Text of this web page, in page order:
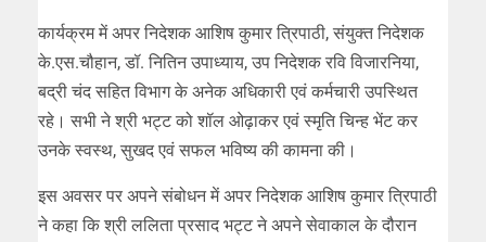
कार्यक्रम में अपर निदेशक आशिष कुमार त्रिपाठी, संयुक्त निदेशक
के.एस.चौहान, डॉ. नितिन उपाध्याय, उप निदेशक रवि विजारनिया,
बद्री चंद सहित विभाग के अनेक अधिकारी एवं कर्मचारी उपस्थित
रहे। सभी ने श्री भट्ट को शॉल ओढ़ाकर एवं स्मृति चिन्ह भेंट कर
उनके स्वस्थ, सुखद एवं सफल भविष्य की कामना की।
इस अवसर पर अपने संबोधन में अपर निदेशक आशिष कुमार त्रिपाठी
ने कहा कि श्री ललिता प्रसाद भट्ट ने अपने सेवाकाल के दौरान